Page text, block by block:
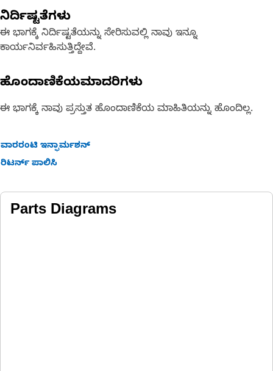
development, we upgrade Reman components to include
critical design improvements
please contact your dealer for full details.
ನಿರ್ದಿಷ್ಟತೆಗಳು
ಈ ಭಾಗಕ್ಕೆ ನಿರ್ದಿಷ್ಟತೆಯನ್ನು ಸೇರಿಸುವಲ್ಲಿ ನಾವು ಇನ್ನೂ
ಕಾರ್ಯನಿರ್ವಹಿಸುತ್ತಿದ್ದೇವೆ.
ಹೊಂದಾಣಿಕೆಯಮಾದರಿಗಳು
ಈ ಭಾಗಕ್ಕೆ ನಾವು ಪ್ರಸ್ತುತ ಹೊಂದಾಣಿಕೆಯ ಮಾಹಿತಿಯನ್ನು ಹೊಂದಿಲ್ಲ.
ವಾರರಂಟಿ ಇನ್ಫಾರ್ಮಶನ್
ರಿಟರ್ನ್ ಪಾಲಿಸಿ
Parts Diagrams